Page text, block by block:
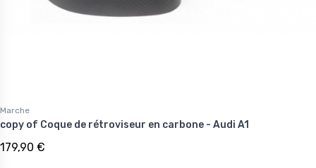
Marche
copy of Coque de rétroviseur en carbone - Audi A1
179,90 €